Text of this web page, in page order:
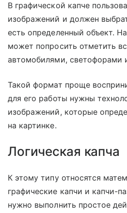
В графической капче
изображений и должен
есть определенный объект.
может попросить отметить
автомобилями, светофорами
Такой формат проще
для его работы нужны
изображений, которые
на картинке.
Логическая капча
К этому типу относятся
графические капчи и капчи-
нужно выполнить простое